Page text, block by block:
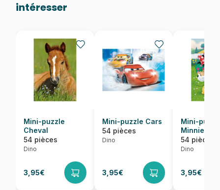
intéresser
Mini-puzzle
Cheval
54 pièces
Dino
3,95€
Mini-puzzle Cars
54 pièces
Dino
3,95€
Mini-
Minnie
54 pièces
Dino
3,95€